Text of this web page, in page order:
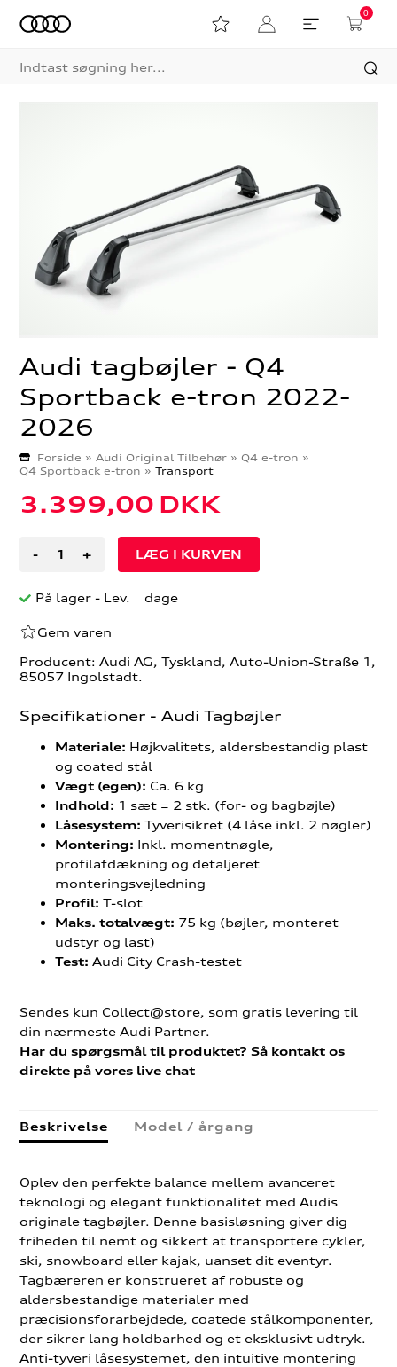
0
Audi tagbøjler - Q4
Sportback e-tron 2022-
2026
Forside »Audi Original Tilbehør » Q4 e-tron »
Q4 Sportback e-tron »Transport
3.399,00 DKK
- +
På lager- Lev. dage
Gem varen
Producent: Audi AG, Tyskland, Auto-Union-Straße 1,
85057 Ingolstadt.
Specifikationer - Audi Tagbøjler
Materiale: Højkvalitets, aldersbestandig plast
og coated stål
Vægt (egen): Ca. 6 kg
Indhold: 1 sæt = 2 stk. (for- og bagbøjle)
Låsesystem: Tyverisikret (4 låse inkl. 2 nøgler)
Montering: Inkl. momentnøgle,
profilafdækning og detaljeret
monteringsvejledning
Profil: T-slot
Maks. totalvægt: 75 kg (bøjler, monteret
udstyr og last)
Test: Audi City Crash-testet
Sendes kun Collect@store, som gratis levering til
din nærmeste Audi Partner.
Har du spørgsmål til produktet? Så kontakt os
direkte på vores live chat
Beskrivelse Model / årgang
Oplev den perfekte balance mellem avanceret
teknologi og elegant funktionalitet med Audis
originale tagbøjler. Denne basisløsning giver dig
friheden til nemt og sikkert at transportere cykler,
ski, snowboard eller kajak, uanset dit eventyr.
Tagbæreren er konstrueret af robuste og
aldersbestandige materialer med
præcisionsforarbejdede, coatede stålkomponenter,
der sikrer lang holdbarhed og et eksklusivt udtryk.
Anti-tyveri låsesystemet, den intuitive montering